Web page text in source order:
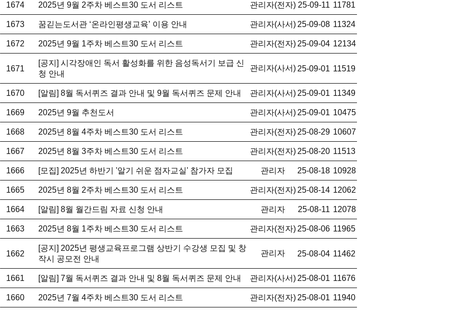
1674 2025년 9월 2주차 베스트30 도서 리스트 관리자(전자) 25-09-11 11781
1673 꿈긷는도서관 ‘온라인평생교육’ 이용 안내 관리자(사서) 25-09-08 11324
1672 2025년 9월 1주차 베스트30 도서 리스트 관리자(전자) 25-09-04 12134
1671
[공지] 시각장애인 독서 활성화를 위한 음성독서기 보급 신
청 안내
관리자(사서) 25-09-01 11519
1670 [알림] 8월 독서퀴즈 결과 안내 및 9월 독서퀴즈 문제 안내 관리자(사서) 25-09-01 11349
1669 2025년 9월 추천도서 관리자(사서) 25-09-01 10475
1668 2025년 8월 4주차 베스트30 도서 리스트 관리자(전자) 25-08-29 10607
1667 2025년 8월 3주차 베스트30 도서 리스트 관리자(전자) 25-08-20 11513
1666 [모집] 2025년 하반기 '알기 쉬운 점자교실' 참가자 모집 관리자 25-08-18 10928
1665 2025년 8월 2주차 베스트30 도서 리스트 관리자(전자) 25-08-14 12062
1664 [알림] 8월 월간드림 자료 신청 안내 관리자 25-08-11 12078
1663 2025년 8월 1주차 베스트30 도서 리스트 관리자(전자) 25-08-06 11965
1662
[공지] 2025년 평생교육프로그램 상반기 수강생 모집 및 창
작시 공모전 안내
관리자 25-08-04 11462
1661 [알림] 7월 독서퀴즈 결과 안내 및 8월 독서퀴즈 문제 안내 관리자(사서) 25-08-01 11676
1660 2025년 7월 4주차 베스트30 도서 리스트 관리자(전자) 25-08-01 11940